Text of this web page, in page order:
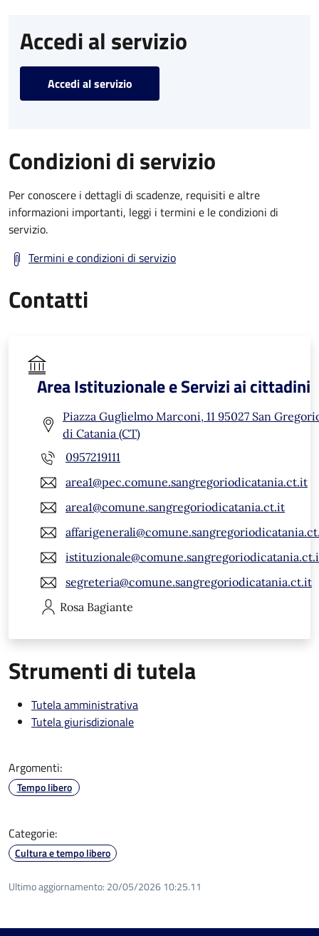
Accedi al servizio
Accedi al servizio
Condizioni di servizio
Per conoscere i dettagli di scadenze, requisiti e altre
informazioni importanti, leggi i termini e le condizioni di
servizio.
Termini e condizioni di servizio
Contatti
Area Istituzionale e Servizi ai cittadini
Piazza Guglielmo Marconi, 11 95027 San
di Catania (CT)
0957219111
area1@pec.comune.sangregoriodicatania.ct.it
area1@comune.sangregoriodicatania.ct.it
segreteria@comune.sangregoriodicatania.ct.it
Rosa Bagiante
Strumenti di tutela
Tutela amministrativa
Tutela giurisdizionale
Argomenti:
Tempo libero
Categorie:
Cultura e tempo libero
Ultimo aggiornamento: 20/05/2026 10:25.11